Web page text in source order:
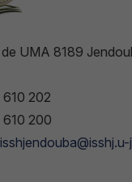
UMA 8189
202
610 200